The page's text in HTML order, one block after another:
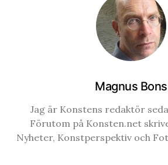
Magnus Bons
Jag är Konstens redaktör
Förutom på Konsten.net
Nyheter, Konstperspektiv och